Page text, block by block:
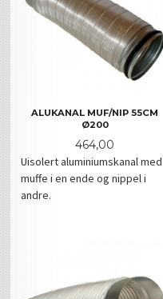
ALUKANAL MUF/NIP 55CM
Ø200
Pris
464,00
Uisolert aluminiumskanal med
muffe i en ende og nippel i
andre.